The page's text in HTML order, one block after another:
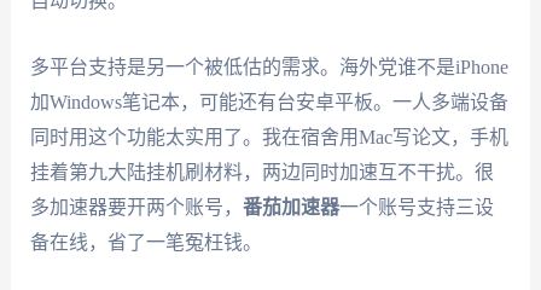
多平台支持是另一个被低估的需求。海外党谁不是iPhone
加Windows笔记本，可能还有台安卓平板。一人多端设备
同时用这个功能太实用了。我在宿舍用Mac写论文，手机
挂着第九大陆挂机刷材料，两边同时加速互不干扰。很
多加速器要开两个账号， 番茄加速器一个账号支持三设
备在线，省了一笔冤枉钱。